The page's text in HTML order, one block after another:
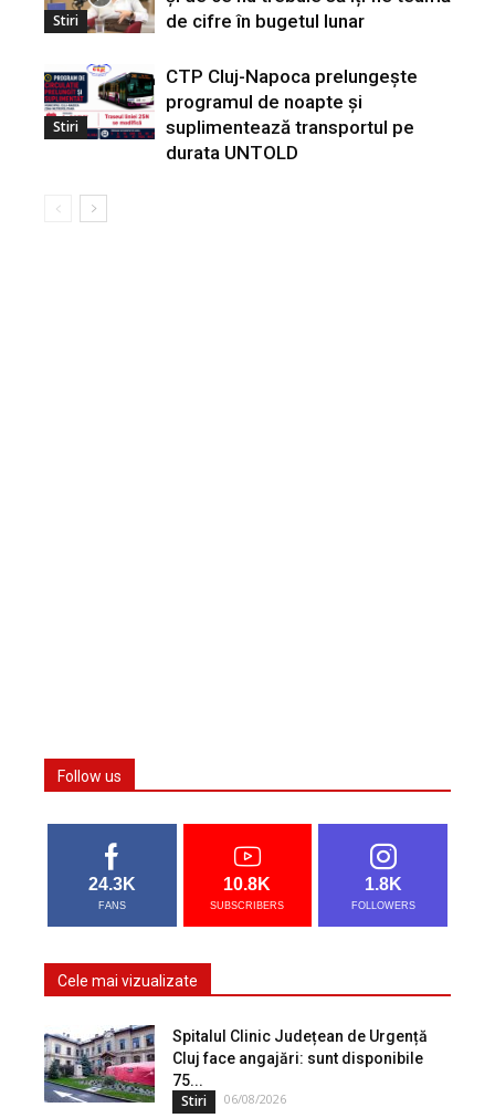
Stiri
de cifre în bugetul lunar
Stiri
CTP Cluj-Napoca prelungește
programul de noapte și
suplimentează transportul pe
durata UNTOLD
Follow us
24.3K
FANS
10.8K
SUBSCRIBERS
1.8K
FOLLOWERS
Cele mai vizualizate
Spitalul Clinic Județean de Urgență
Cluj face angajări: sunt disponibile
75...
Stiri 06/08/2026